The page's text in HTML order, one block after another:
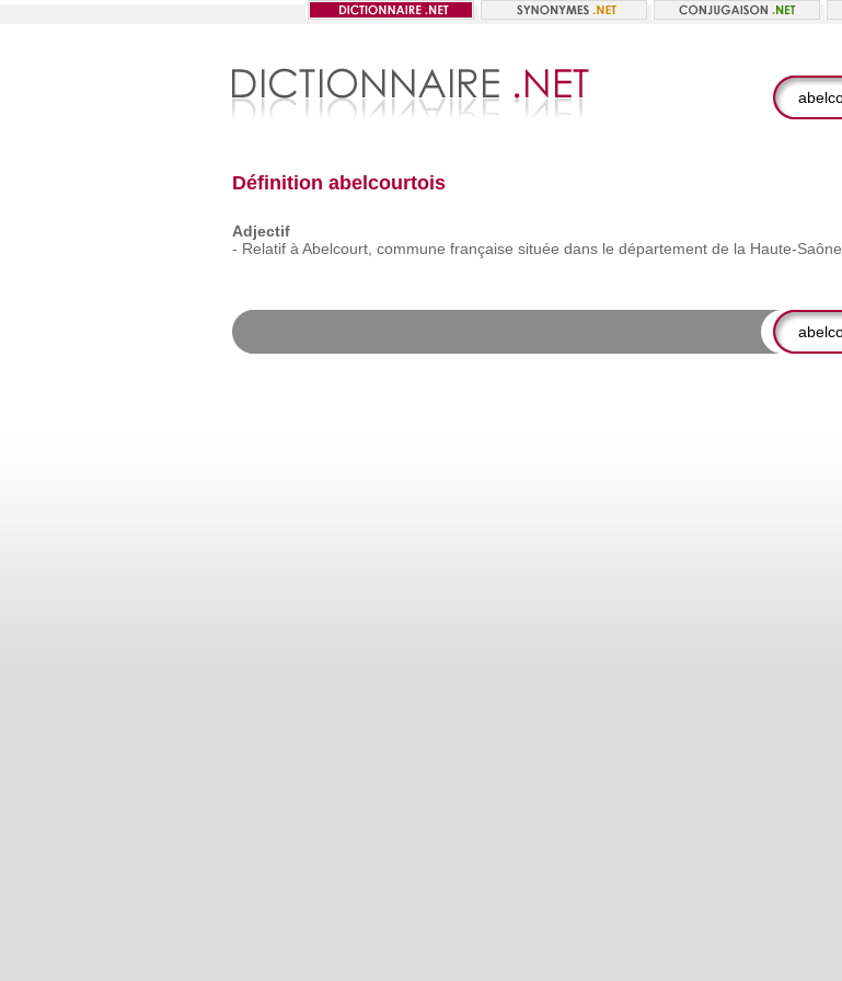
Définition abelcourtois
Adjectif
- Relatif à Abelcourt, commune française située dans le département de la Haute-Saône.